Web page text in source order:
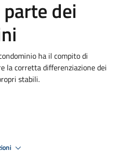
dei
ha il compito di
la corretta differenziazione dei
stabili.